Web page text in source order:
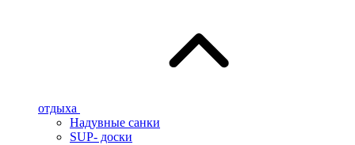
отдыха
Надувные санки
SUP- доски